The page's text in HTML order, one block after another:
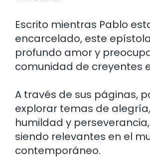
Escrito mientras Pablo
encarcelado, este
profundo amor y
comunidad de creyentes
A través de sus páginas,
explorar temas de
humildad y
siendo relevantes en el
contemporáneo.